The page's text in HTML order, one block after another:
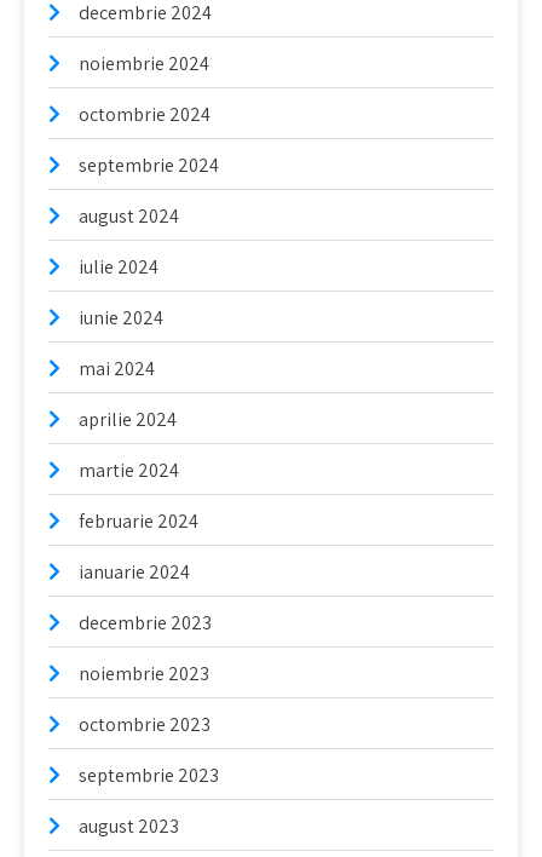
decembrie 2024
noiembrie 2024
octombrie 2024
septembrie 2024
august 2024
iulie 2024
iunie 2024
mai 2024
aprilie 2024
martie 2024
februarie 2024
ianuarie 2024
decembrie 2023
noiembrie 2023
octombrie 2023
septembrie 2023
august 2023